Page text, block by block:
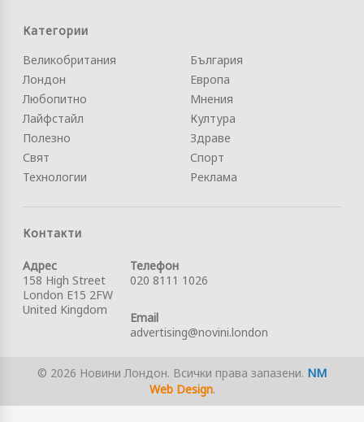
Категории
Великобритания
Лондон
Любопитно
Лайфстайл
Полезно
Свят
Технологии
България
Европа
Мнения
Култура
Здраве
Спорт
Реклама
Контакти
Адрес
158 High Street
London E15 2FW
United Kingdom
Телефон
020 8111 1026
Email
advertising@novini.london
© 2026 Новини Лондон. Всички права запазени. NM
Web Design.